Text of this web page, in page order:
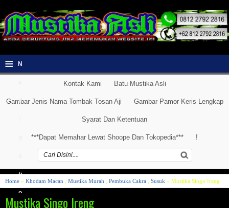
≡ N
v
ti
o
Kontak Kami Batu Mustika Asli
Gambar Jenis Nama Tombak Tosan Aji Gambar Pamor Keris Lengkap
Syarat Dan Ketentuan
***Dapat Memahar Lewat Shoope Dan Tokopedia*** !
Home » Khodam Macan Mustika Murah Pembuka Cakra Susuk » Mustika Singo Ireng
Mustika Singo Ireng